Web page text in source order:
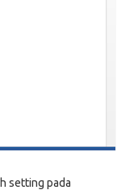
setting pada